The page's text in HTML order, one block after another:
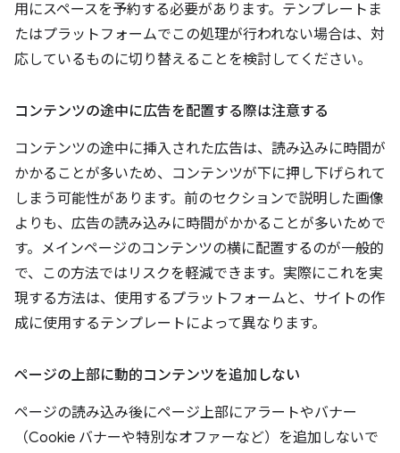
用にスペースを予約する必要があります。テンプレートま
たはプラットフォームでこの処理が行われない場合は、対
応しているものに切り替えることを検討してください。
コンテンツの途中に広告を配置する際は注意する
コンテンツの途中に挿入された広告は、読み込みに時間が
かかることが多いため、コンテンツが下に押し下げられて
しまう可能性があります。前のセクションで説明した画像
よりも、広告の読み込みに時間がかかることが多いためで
す。メインページのコンテンツの横に配置するのが一般的
で、この方法ではリスクを軽減できます。実際にこれを実
現する方法は、使用するプラットフォームと、サイトの作
成に使用するテンプレートによって異なります。
ページの上部に動的コンテンツを追加しない
ページの読み込み後にページ上部にアラートやバナー
（Cookie バナーや特別なオファーなど）を追加しないで